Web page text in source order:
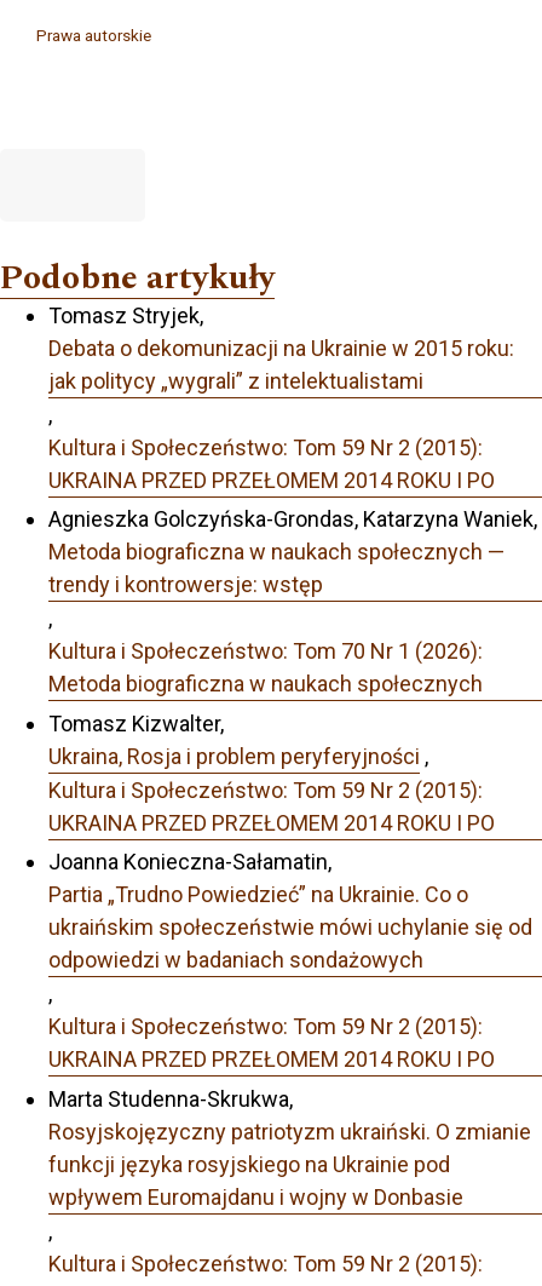
Prawa autorskie
Podobne artykuły
Tomasz Stryjek,
Debata o dekomunizacji na Ukrainie w 2015 roku:
jak politycy „wygrali” z intelektualistami
,
Kultura i Społeczeństwo: Tom 59 Nr 2 (2015):
UKRAINA PRZED PRZEŁOMEM 2014 ROKU I PO
Agnieszka Golczyńska-Grondas, Katarzyna Waniek,
Metoda biograficzna w naukach społecznych —
trendy i kontrowersje: wstęp
,
Kultura i Społeczeństwo: Tom 70 Nr 1 (2026):
Metoda biograficzna w naukach społecznych
Tomasz Kizwalter,
Ukraina, Rosja i problem peryferyjności ,
Kultura i Społeczeństwo: Tom 59 Nr 2 (2015):
UKRAINA PRZED PRZEŁOMEM 2014 ROKU I PO
Joanna Konieczna-Sałamatin,
Partia „Trudno Powiedzieć” na Ukrainie. Co o
ukraińskim społeczeństwie mówi uchylanie się od
odpowiedzi w badaniach sondażowych
,
Kultura i Społeczeństwo: Tom 59 Nr 2 (2015):
UKRAINA PRZED PRZEŁOMEM 2014 ROKU I PO
Marta Studenna-Skrukwa,
Rosyjskojęzyczny patriotyzm ukraiński. O zmianie
funkcji języka rosyjskiego na Ukrainie pod
wpływem Euromajdanu i wojny w Donbasie
,
Kultura i Społeczeństwo: Tom 59 Nr 2 (2015):